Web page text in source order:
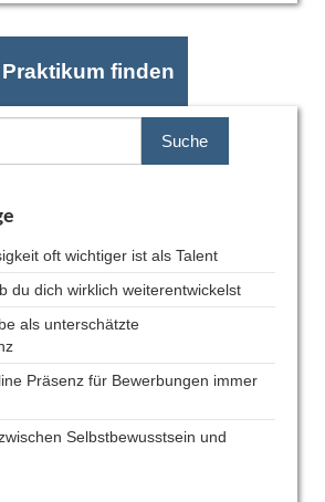
Praktikum finden
Suche
oft wichtiger ist als Talent
du dich wirklich weiterentwickelst
als unterschätzte
Präsenz für Bewerbungen immer
Selbstbewusstsein und